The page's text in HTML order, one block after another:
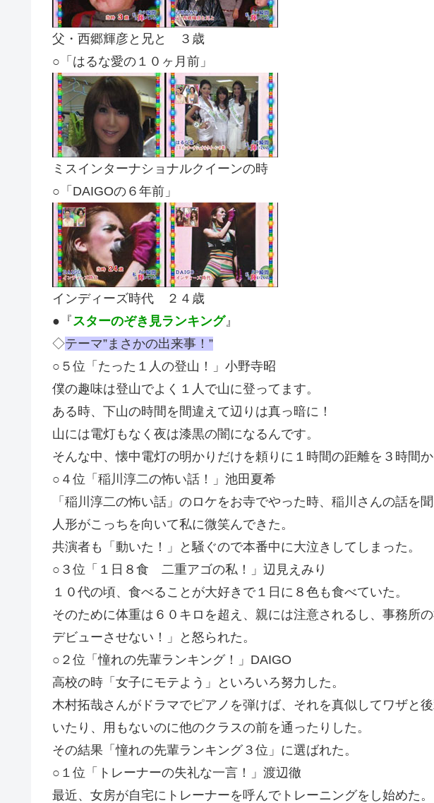
父・西郷輝彦と兄と ３歳
○「はるな愛の１０ヶ月前」
ミスインターナショナルクイーンの時
○「DAIGOの６年前」
インディーズ時代 ２４歳
●『 スターのぞき見ランキング』
◇テーマ”まさかの出来事！”
○５位「たった１人の登山！」小野寺昭
僕の趣味は登山でよく１人で山に登ってます。
ある時、下山の時間を間違えて辺りは真っ暗に！
山には電灯もなく夜は漆黒の闇になるんです。
そんな中、懐中電灯の明かりだけを頼りに１時間の距離を３時間か
○４位「稲川淳二の怖い話！」池田夏希
「稲川淳二の怖い話」のロケをお寺でやった時、稲川さんの話を
人形がこっちを向いて私に微笑んできた。
共演者も「動いた！」と騒ぐので本番中に大泣きしてしまった。
○３位「１日８食 二重アゴの私！」辺見えみり
１０代の頃、食べることが大好きで１日に８色も食べていた。
そのために体重は６０キロを超え、親には注意されるし、事務所
デビューさせない！」と怒られた。
○２位「憧れの先輩ランキング！」DAIGO
高校の時「女子にモテよう」といろいろ努力した。
木村拓哉さんがドラマでピアノを弾けば、それを真似してワザと
いたり、用もないのに他のクラスの前を通ったりした。
その結果「憧れの先輩ランキング３位」に選ばれた。
○１位「トレーナーの失礼な一言！」渡辺徹
最近、女房が自宅にトレーナーを呼んでトレーニングをし始めた。